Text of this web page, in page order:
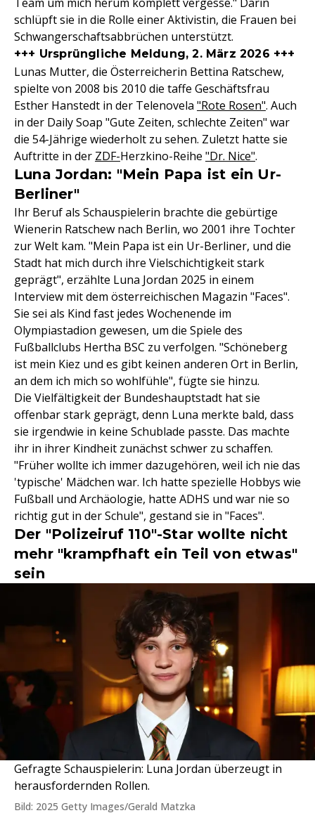
schlüpft sie in die Rolle einer Aktivistin, die Frauen bei
Schwangerschaftsabbrüchen unterstützt.
+++ Ursprüngliche Meldung, 2. März 2026 +++
Lunas Mutter, die Österreicherin Bettina Ratschew,
spielte von 2008 bis 2010 die taffe Geschäftsfrau
Esther Hanstedt in der Telenovela "Rote Rosen". Auch
in der Daily Soap "Gute Zeiten, schlechte Zeiten" war
die 54-Jährige wiederholt zu sehen. Zuletzt hatte sie
Auftritte in der ZDF-Herzkino-Reihe "Dr. Nice".
Luna Jordan: "Mein Papa ist ein Ur-
Berliner"
Ihr Beruf als Schauspielerin brachte die gebürtige
Wienerin Ratschew nach Berlin, wo 2001 ihre Tochter
zur Welt kam. "Mein Papa ist ein Ur-Berliner, und die
Stadt hat mich durch ihre Vielschichtigkeit stark
geprägt", erzählte Luna Jordan 2025 in einem
Interview mit dem österreichischen Magazin "Faces".
Sie sei als Kind fast jedes Wochenende im
Olympiastadion gewesen, um die Spiele des
Fußballclubs Hertha BSC zu verfolgen. "Schöneberg
ist mein Kiez und es gibt keinen anderen Ort in Berlin,
an dem ich mich so wohlfühle", fügte sie hinzu.
Die Vielfältigkeit der Bundeshauptstadt hat sie
offenbar stark geprägt, denn Luna merkte bald, dass
sie irgendwie in keine Schublade passte. Das machte
ihr in ihrer Kindheit zunächst schwer zu schaffen.
"Früher wollte ich immer dazugehören, weil ich nie das
'typische' Mädchen war. Ich hatte spezielle Hobbys wie
Fußball und Archäologie, hatte ADHS und war nie so
richtig gut in der Schule", gestand sie in "Faces".
Der "Polizeiruf 110"-Star wollte nicht
mehr "krampfhaft ein Teil von etwas"
sein
Gefragte Schauspielerin: Luna Jordan überzeugt in
herausfordernden Rollen.
Bild: 2025 Getty Images/Gerald Matzka